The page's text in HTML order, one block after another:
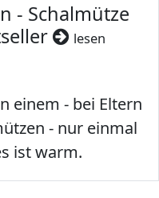
- Schalmütze
lesen
einem - bei Eltern
- nur einmal
ist warm.